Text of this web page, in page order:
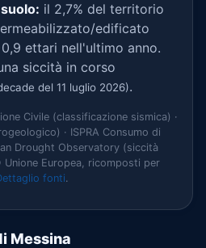
il 2,7% del territorio
edificato
ettari nell'ultimo anno.
siccità in corso
del 11 luglio 2026).
Civile (classificazione sismica) ·
· ISPRA Consumo di
Drought Observatory (siccità
Europea, ricomposti per
fonti.
Messina